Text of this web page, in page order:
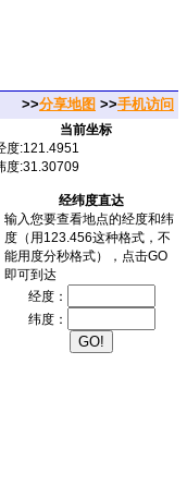
>>分享地图 >>手机访问
当前坐标
度:121.4951
度:31.30709
经纬度直达
输入您要查看地点的经度和纬
度（用123.456这种格式，不
能用度分秒格式），点击GO
即可到达
经度：
纬度：